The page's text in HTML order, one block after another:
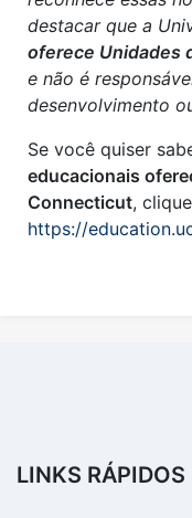
destacar que a
oferece Unidades
e não é
desenvolvimento
Se você quiser
educacionais
Connecticut,
https://
LINKS RÁPIDOS